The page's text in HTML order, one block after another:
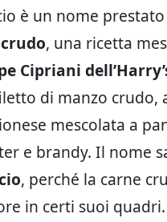
è un nome
, una ricetta
Cipriani
di manzo crudo,
mescolata a
e brandy. Il nome
, perché la carne
in certi suoi quadri.